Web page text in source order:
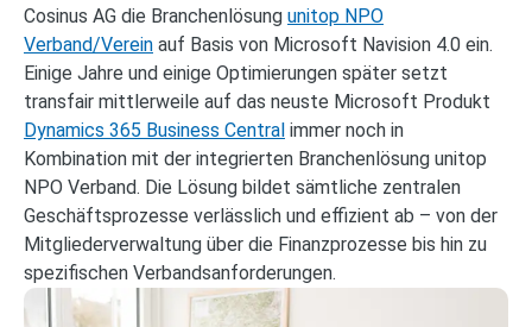
Cosinus AG die Branchenlösung unitop NPO
Verband/Verein auf Basis von Microsoft Navision 4.0 ein.
Einige Jahre und einige Optimierungen später setzt
transfair mittlerweile auf das neuste Microsoft Produkt
Dynamics 365 Business Central immer noch in
Kombination mit der integrierten Branchenlösung unitop
NPO Verband. Die Lösung bildet sämtliche zentralen
Geschäftsprozesse verlässlich und effizient ab – von der
Mitgliederverwaltung über die Finanzprozesse bis hin zu
spezifischen Verbandsanforderungen.